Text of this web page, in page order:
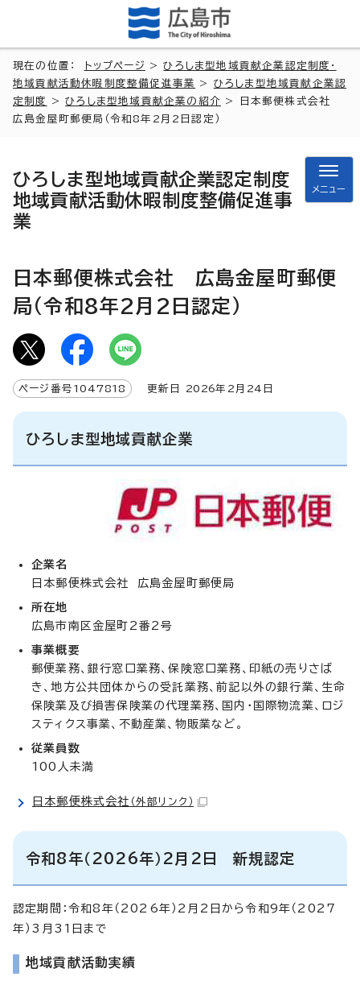
現在の位置： トップページ >ひろしま型地域貢献企業認定制度・
地域貢献活動休暇制度整備促進事業
> ひろしま型地域貢献企業認
定制度
>ひろしま型地域貢献企業の紹介
> 日本郵便株式会社
広島金屋町郵便局（令和8年2月2日認定）
ひろしま型地域貢献企業認定制度
地域貢献活動休暇制度整備促進事
業
メニュー
日本郵便株式会社 広島金屋町郵便
局（令和8年2月2日認定）
ページ番号 1047818 更新日 2026年2月 24 日
ひろしま型地域貢献企業
企業名
日本郵便株式会社 広島金屋町郵便局
所在地
広島市南区金屋町2番2号
事業概要
郵便業務、銀行窓口業務、保険窓口業務、印紙の売りさば
き、地方公共団体からの受託業務、前記以外の銀行業、生命
保険業及び損害保険業の代理業務、国内・国際物流業、ロジ
スティクス事業、不動産業、物販業など。
従業員数
100人未満
日本郵便株式会社 （外部リンク）
令和8年（2026年）2月2日 新規認定
認定期間：令和8年（2026年）2月2日から令和9年（2027
年）3月31日まで
地域貢献活動実績